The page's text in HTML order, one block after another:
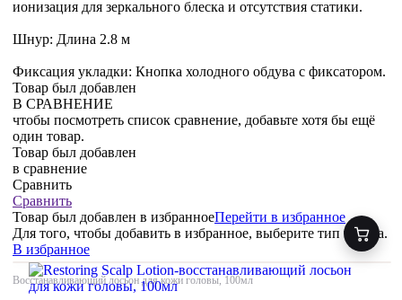
ионизация для зеркального блеска и отсутствия статики.
Шнур: Длина 2.8 м
Фиксация укладки: Кнопка холодного обдува с фиксатором.
Товар был добавлен
В СРАВНЕНИЕ
чтобы посмотреть список сравнение, добавьте хотя бы ещё
один товар.
Товар был добавлен
в сравнение
Сравнить
Сравнить
Товар был добавлен в избранноеПерейти в избранное
Для того, чтобы добавить в избранное, выберите тип товара.
В избранное
Восстанавливающий лосьон для кожи головы, 100мл